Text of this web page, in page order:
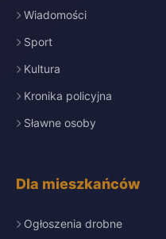
Wiadomości
Sport
Kultura
Kronika policyjna
Sławne osoby
Dla mieszkańców
Ogłoszenia drobne